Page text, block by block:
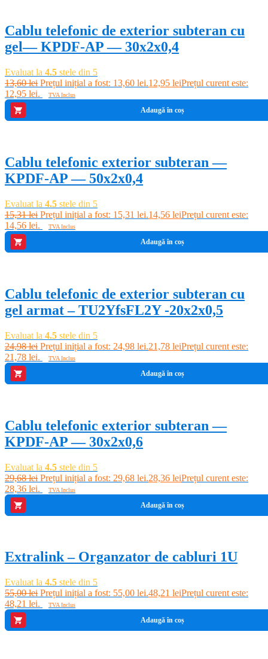
Cablu telefonic de exterior subteran cu
gel— KPDF-AP — 30x2x0,4
Evaluat la 4.5 stele din 5
13,60lei Prețul inițial a fost: 13,60 lei.12,95 leiPrețul curent este:
12,95 lei.
TVA Inclus
Adaugă în coș
Cablu telefonic exterior subteran —
KPDF-AP — 50x2x0,4
Evaluat la 4.5 stele din 5
15,31lei Prețul inițial a fost: 15,31 lei.14,56 leiPrețul curent este:
14,56 lei.
TVA Inclus
Adaugă în coș
Cablu telefonic de exterior subteran cu
gel armat – TU2YfsFL2Y -20x2x0,5
Evaluat la 4.5 stele din 5
24,98lei Prețul inițial a fost: 24,98 lei.21,78 leiPrețul curent este:
21,78 lei.
TVA Inclus
Adaugă în coș
Cablu telefonic exterior subteran —
KPDF-AP — 30x2x0,6
Evaluat la 4.5 stele din 5
29,68lei Prețul inițial a fost: 29,68 lei.28,36 leiPrețul curent este:
28,36 lei.
TVA Inclus
Adaugă în coș
Extralink – Organzator de cabluri 1U
Evaluat la 4.5 stele din 5
55,00lei Prețul inițial a fost: 55,00 lei.48,21 leiPrețul curent este:
48,21 lei.
TVA Inclus
Adaugă în coș